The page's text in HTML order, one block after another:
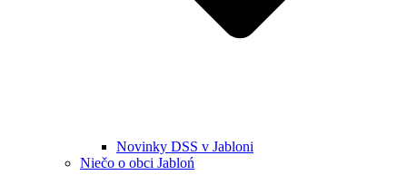
Novinky DSS v Jabloni
Niečo o obci Jabloń